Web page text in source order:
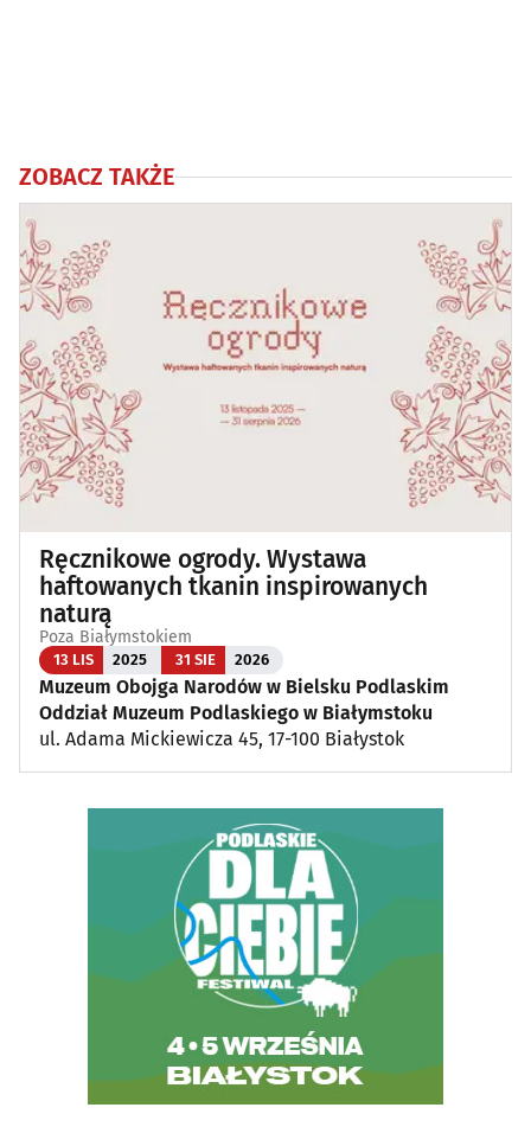
ZOBACZ TAKŻE
Ręcznikowe ogrody. Wystawa
haftowanych tkanin inspirowanych
naturą
Poza Białymstokiem
13 LIS 2025 31 SIE 2026
Muzeum Obojga Narodów w Bielsku Podlaskim
Oddział Muzeum Podlaskiego w Białymstoku
ul. Adama Mickiewicza 45, 17-100 Białystok